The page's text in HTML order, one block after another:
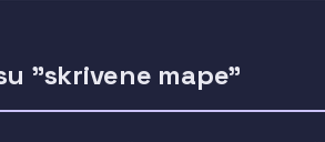
"skrivene mape"